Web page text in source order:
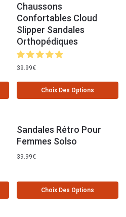
Chaussons
Confortables Cloud
Slipper Sandales
Orthopédiques
39.99€
Choix Des Options
Sandales Rétro Pour
Femmes Solso
39.99€
Choix Des Options